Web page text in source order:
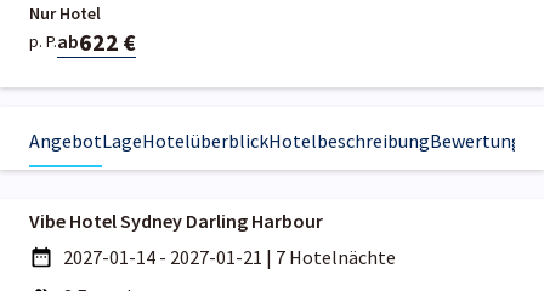
Nur Hotel
p. P.ab622 €
AngebotLageHotelüberblickHotelbeschreibungBewertungen
Vibe Hotel Sydney Darling Harbour
2027-01-14 - 2027-01-21 | 7 Hotelnächte